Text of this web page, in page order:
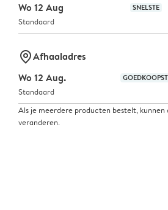
Wo 12 Aug
SNELSTE
Standaard
marker-pinAfhaaladres
Wo 12 Aug.
Standaard
Als je meerdere producten bestelt, kunnen
veranderen.